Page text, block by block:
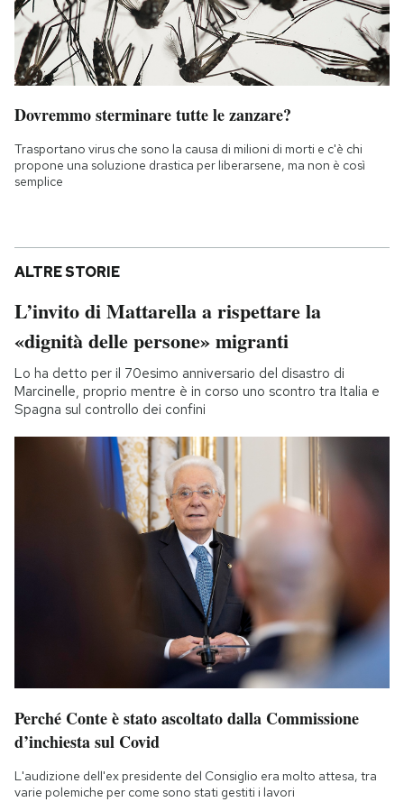
Dovremmo sterminare tutte le zanzare?
Trasportano virus che sono la causa di milioni di morti e c'è chi
propone una soluzione drastica per liberarsene, ma non è così
semplice
ALTRE STORIE
L’invito di Mattarella a rispettare la
«dignità delle persone» migranti
Lo ha detto per il 70esimo anniversario del disastro di
Marcinelle, proprio mentre è in corso uno scontro tra Italia e
Spagna sul controllo dei confini
Perché Conte è stato ascoltato dalla Commissione
d’inchiesta sul Covid
L'audizione dell'ex presidente del Consiglio era molto attesa, tra
varie polemiche per come sono stati gestiti i lavori